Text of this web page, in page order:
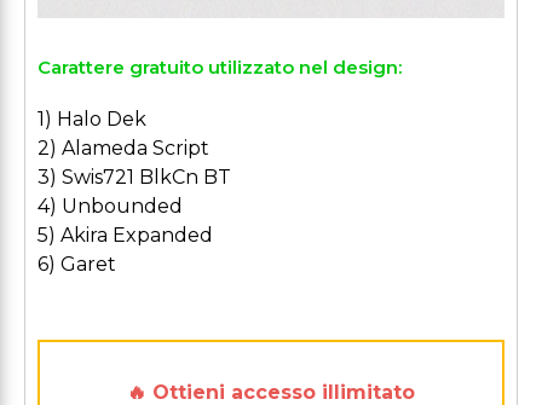
Carattere gratuito utilizzato nel design:
1) Halo Dek
2) Alameda Script
3) Swis721 BlkCn BT
4) Unbounded
5) Akira Expanded
6) Garet
🔥 Ottieni accesso illimitato